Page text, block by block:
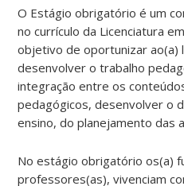
O Estágio obrigatório é um
no currículo da Licenciatura
objetivo de oportunizar ao(a)
desenvolver o trabalho
integração entre os
pedagógicos, desenvolver o
ensino, do planejamento das
No estágio obrigatório os(a)
professores(as), vivenciam